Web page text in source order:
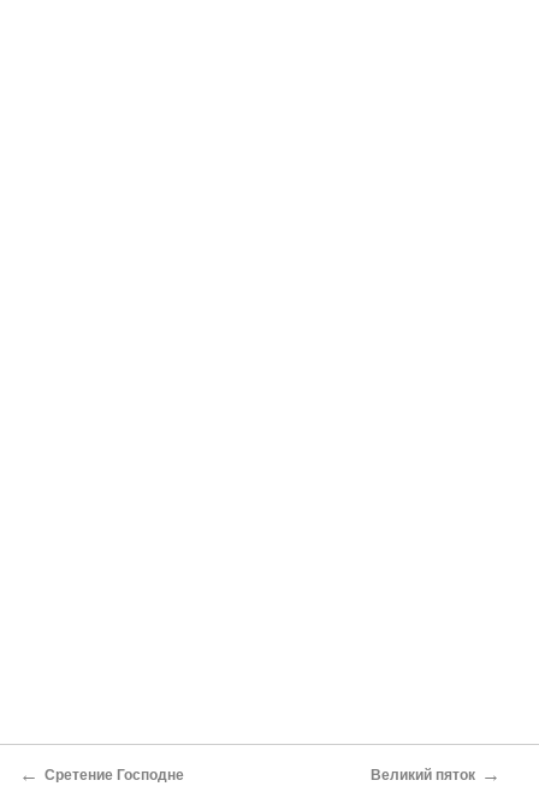
← Сретение Господне Великий пяток →